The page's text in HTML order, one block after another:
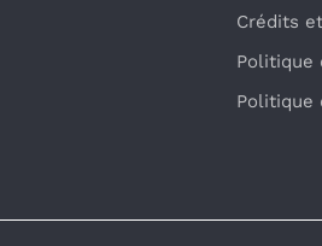
Crédits
Politique
Politique